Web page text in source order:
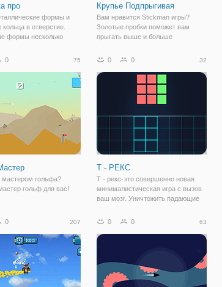
про
формы и
кольца в отверстие.
формы несколько
вращение и
спина формировать
путь,
Крупье Подпрыгивая
Вам нравится Stickman игры?
Золотые пробки поможет вам
прыгать выше и больше
Бонусы и ловушки, которые могут
трубы мудро, чтобы прыгать выше
и собрать как
0 75
мастером гольфа?
гольф для вас!
0 0 32
Т - РЕКС
Т - рекс-это совершенно новая
минималистическая игра с вызов
ваш мозг. Уничтожить падающие
Вы должны нарисовать кирпичи с
его! Концентрация, точность и
0 207 0 0 63